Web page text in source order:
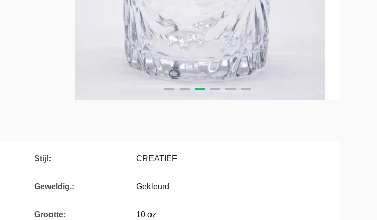
Stijl: CREATIEF
Geweldig.: Gekleurd
Grootte: 10 oz